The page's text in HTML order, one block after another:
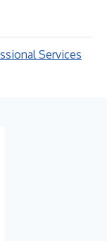
Services